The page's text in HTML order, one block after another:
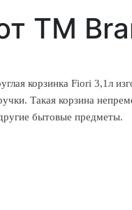
TM
корзинка Fiori 3,1л
Такая корзина
бытовые предметы.